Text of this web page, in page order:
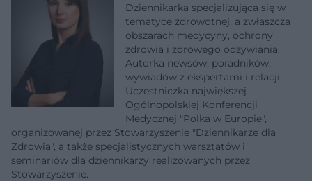
Dziennikarka specjalizująca się w
tematyce zdrowotnej, a zwłaszcza
obszarach medycyny, ochrony
zdrowia i zdrowego odżywiania.
Autorka newsów, poradników,
wywiadów z ekspertami i relacji.
Uczestniczka największej
Ogólnopolskiej Konferencji
Medycznej "Polka w Europie",
organizowanej przez Stowarzyszenie "Dziennikarze dla
Zdrowia", a także specjalistycznych warsztatów i
seminariów dla dziennikarzy realizowanych przez
Stowarzyszenie.